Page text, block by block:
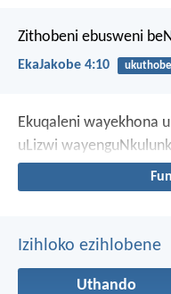
Zithobeni ebusweni
EkaJakobe 4:10
Ekuqaleni wayekhona
uLizwi
Izihloko ezihlobene
Uthando